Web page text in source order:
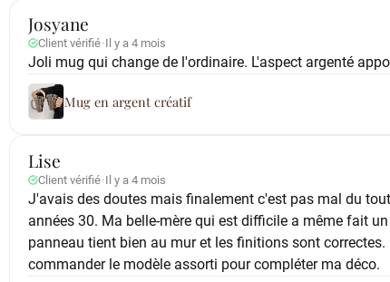
Josyane
Client vérifié· Il y a 4 mois
Joli mug qui change de l'ordinaire. L'aspect argenté
Mug en argent créatif
Lise
Client vérifié· Il y a 4 mois
J'avais des doutes mais finalement c'est pas mal du
années 30. Ma belle-mère qui est difficile a même fait
panneau tient bien au mur et les finitions sont
commander le modèle assorti pour compléter ma déco.